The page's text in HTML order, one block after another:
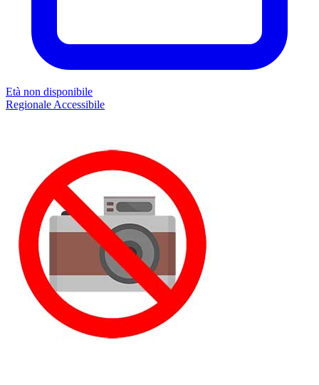
Età non disponibile
Regionale Accessibile